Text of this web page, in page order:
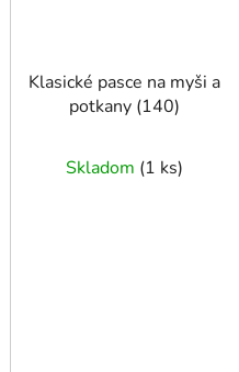
Klasické pasce na myši a
potkany (140)
Skladom (1 ks)